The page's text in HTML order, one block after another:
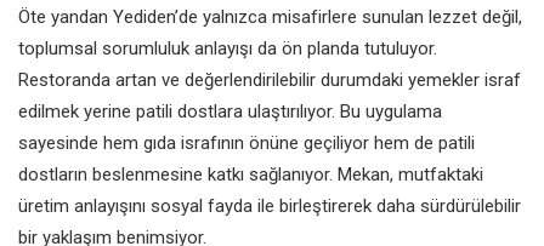
Öte yandan Yediden’de yalnızca misafirlere sunulan lezzet değil,
toplumsal sorumluluk anlayışı da ön planda tutuluyor.
Restoranda artan ve değerlendirilebilir durumdaki yemekler israf
edilmek yerine patili dostlara ulaştırılıyor. Bu uygulama
sayesinde hem gıda israfının önüne geçiliyor hem de patili
dostların beslenmesine katkı sağlanıyor. Mekan, mutfaktaki
üretim anlayışını sosyal fayda ile birleştirerek daha sürdürülebilir
bir yaklaşım benimsiyor.